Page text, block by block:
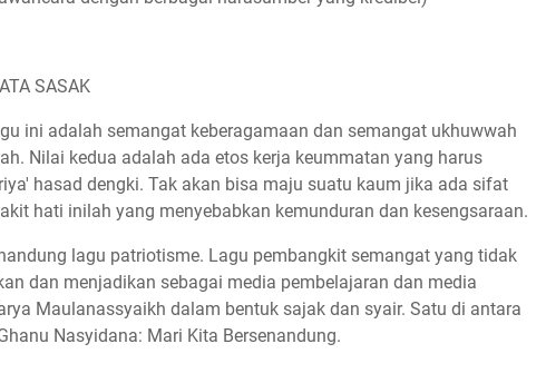
SASAK
ini adalah semangat keberagamaan dan semangat ukhuwwah
Nilai kedua adalah ada etos kerja keummatan yang harus
hasad dengki. Tak akan bisa maju suatu kaum jika ada sifat
hati inilah yang menyebabkan kemunduran dan kesengsaraan.
lagu patriotisme. Lagu pembangkit semangat yang tidak
dan menjadikan sebagai media pembelajaran dan media
Maulanassyaikh dalam bentuk sajak dan syair. Satu di antara
Nasyidana: Mari Kita Bersenandung.